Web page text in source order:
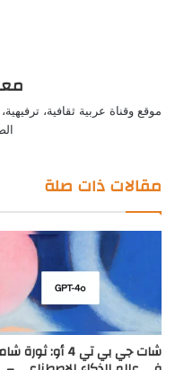
موقع وقناة عربية ثقافية،
مقالات ذات صلة
شات جي بي تي 4 أو: